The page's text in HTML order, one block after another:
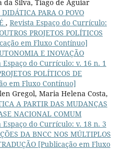
da Silva, Tiago de Aguiar
DIDÁTICA PARA O POVO
, Revista Espaço do Currículo:
PROJETOS POLÍTICOS
em Fluxo Contínuo]
E INOVAÇÃO
Espaço do Currículo: v. 16 n. 1
POLÍTICOS DE
em Fluxo Contínuo]
Gregol, Maria Helena Costa,
A PARTIR DAS MUDANÇAS
NACIONAL COMUM
Espaço do Currículo: v. 18 n. 3
DA BNCC NOS MÚLTIPLOS
[Publicação em Fluxo